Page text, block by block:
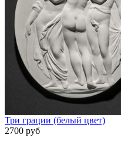
Три грации (белый цвет)
2700 руб